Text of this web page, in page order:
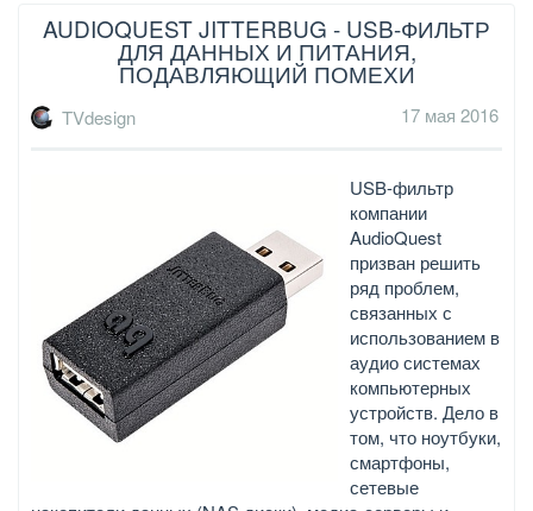
AUDIOQUEST JITTERBUG - USB-ФИЛЬТР
ДЛЯ ДАННЫХ И ПИТАНИЯ,
ПОДАВЛЯЮЩИЙ ПОМЕХИ
TVdesign 17 мая 2016
USB-фильтр
компании
AudioQuest
призван решить
ряд проблем,
связанных с
использованием в
аудио системах
компьютерных
устройств. Дело в
том, что ноутбуки,
смартфоны,
сетевые